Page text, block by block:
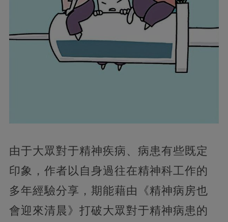
由于大眾對于精神疾病、病患有些既定
印象，作者以自身過往在精神科工作的
多年經驗分享，期能藉由《精神病房也
會迎來清晨》打破大眾對于精神病患的